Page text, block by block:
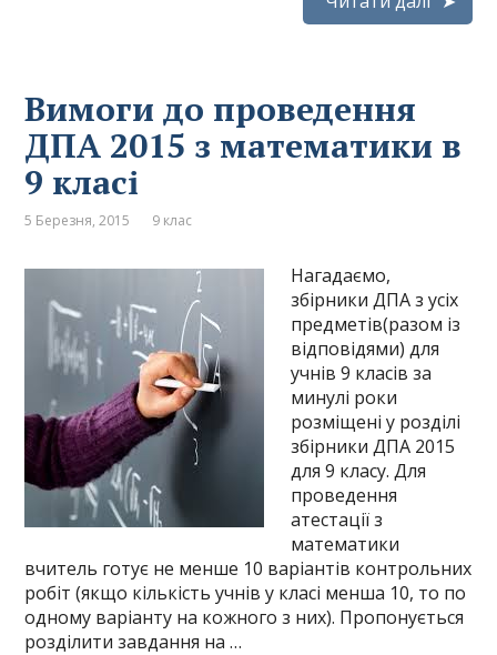
Вимоги до проведення
ДПА 2015 з математики в
9 класі
5 Березня, 2015 9 клас
Нагадаємо,
збірники ДПА з усіх
предметів(разом із
відповідями) для
учнів 9 класів за
минулі роки
розміщені у розділі
збірники ДПА 2015
для 9 класу. Для
проведення
атестації з
математики
вчитель готує не менше 10 варіантів контрольних
робіт (якщо кількість учнів у класі менша 10, то по
одному варіанту на кожного з них). Пропонується
розділити завдання на …